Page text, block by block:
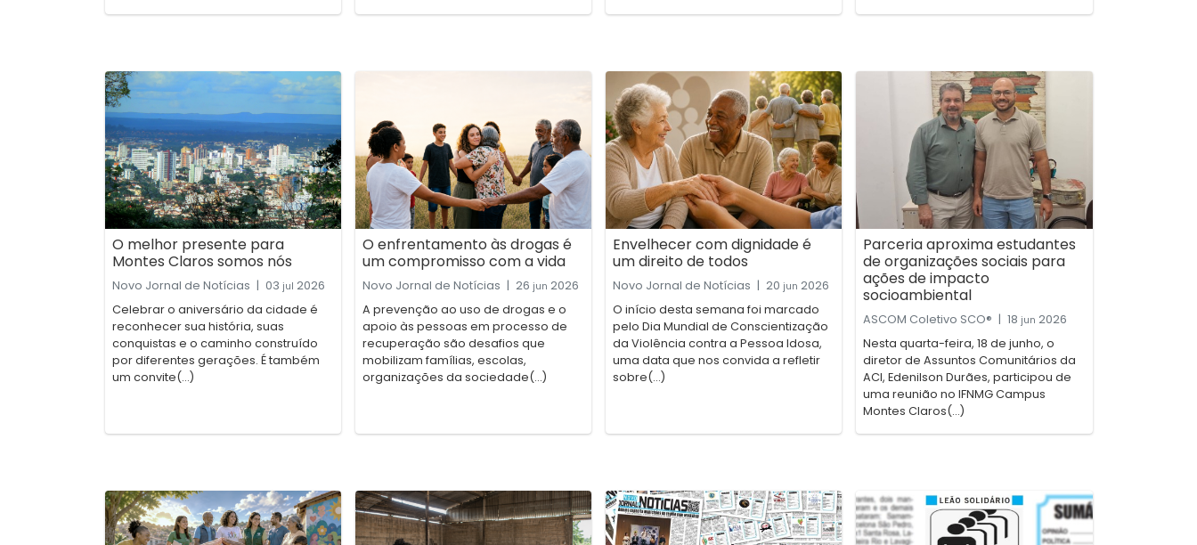
O melhor presente para
Montes Claros somos nós
Novo Jornal de Notícias | 03 jul 2026
Celebrar o aniversário da cidade é
reconhecer sua história, suas
conquistas e o caminho construído
por diferentes gerações. É também
um convite(...)
O enfrentamento às drogas é
um compromisso com a vida
Novo Jornal de Notícias | 26 jun 2026
A prevenção ao uso de drogas e o
apoio às pessoas em processo de
recuperação são desafios que
mobilizam famílias, escolas,
organizações da sociedade(...)
Envelhecer com dignidade é
um direito de todos
Novo Jornal de Notícias | 20 jun 2026
O início desta semana foi marcado
pelo Dia Mundial de Conscientização
da Violência contra a Pessoa Idosa,
uma data que nos convida a refletir
sobre(...)
Parceria aproxima estudantes
de organizações sociais para
ações de impacto
socioambiental
ASCOM Coletivo SCO® | 18 jun 2026
Nesta quarta-feira, 18 de junho, o
diretor de Assuntos Comunitários da
ACI, Edenilson Durães, participou de
uma reunião no IFNMG Campus
Montes Claros(...)